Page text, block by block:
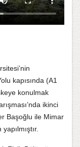
kapısında (A1
konulmak
ikinci
Başoğlu ile Mimar